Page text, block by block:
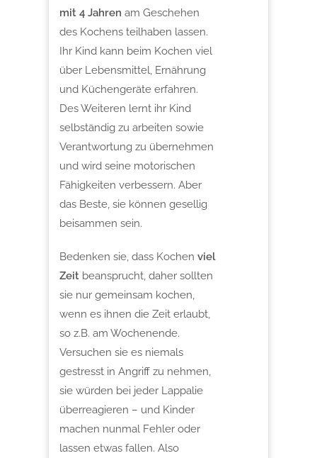
mit 4 Jahren am Geschehen
des Kochens teilhaben lassen.
Ihr Kind kann beim Kochen viel
über Lebensmittel, Ernährung
und Küchengeräte erfahren.
Des Weiteren lernt ihr Kind
selbständig zu arbeiten sowie
Verantwortung zu übernehmen
und wird seine motorischen
Fähigkeiten verbessern. Aber
das Beste, sie können gesellig
beisammen sein.
Bedenken sie, dass Kochen viel
Zeit beansprucht, daher sollten
sie nur gemeinsam kochen,
wenn es ihnen die Zeit erlaubt,
so z.B. am Wochenende.
Versuchen sie es niemals
gestresst in Angriff zu nehmen,
sie würden bei jeder Lappalie
überreagieren – und Kinder
machen nunmal Fehler oder
lassen etwas fallen. Also